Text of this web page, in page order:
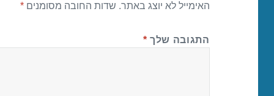
האימייל לא יוצג באתר. שדות החובה מסומנים*
התגובה שלך *